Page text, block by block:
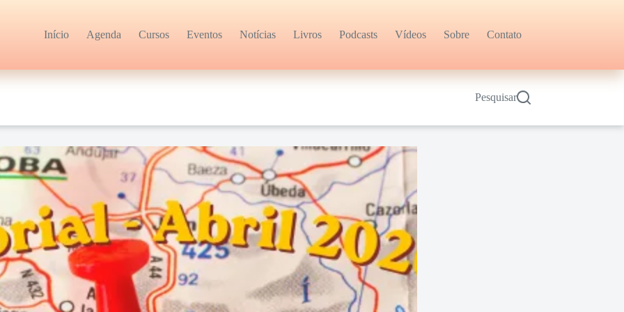
Início Agenda Cursos Eventos Notícias Livros Podcasts Vídeos Sobre Contato
Pesquisar